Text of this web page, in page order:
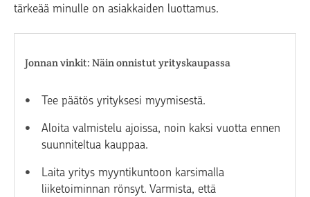
tärkeää minulle on asiakkaiden luottamus.
Jonnan vinkit: Näin onnistut yrityskaupassa
Tee päätös yrityksesi myymisestä.
Aloita valmistelu ajoissa, noin kaksi vuotta ennen
suunniteltua kauppaa.
Laita yritys myyntikuntoon karsimalla
liiketoiminnan rönsyt. Varmista, että